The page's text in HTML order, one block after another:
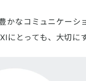
かなコミュニケー
にとっても、大切に